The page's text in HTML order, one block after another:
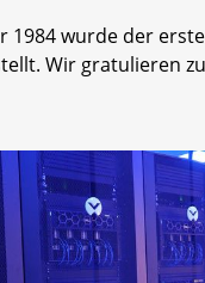
1984 wurde der
Wir gratulieren